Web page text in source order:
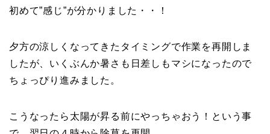
初めて”感じ”が分かりました・・！
夕方の涼しくなってきたタイミングで作業を再開しま
したが、いくぶんか暑さも日差しもマシになったので
ちょっぴり進みました。
こうなったら太陽が昇る前にやっちゃおう！という事